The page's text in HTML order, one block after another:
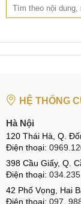
luôn trong
hỏng Face ID,
các trung tâm
đây là quy trình
MobileCity, cùng
B1: Tiếp nhận
Nhân viên đón
HỆ THỐNG
Hà Nội
120 Thái Hà, Q.
Điện thoại:
398 Cầu Giấy, Q.
Điện thoại:
42 Phố Vọng, Hai
Điện thoại: 097.